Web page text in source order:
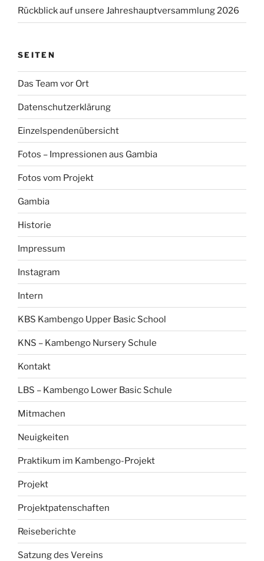
Rückblick auf unsere Jahreshauptversammlung 2026
SEITEN
Das Team vor Ort
Datenschutzerklärung
Einzelspendenübersicht
Fotos – Impressionen aus Gambia
Fotos vom Projekt
Gambia
Historie
Impressum
Instagram
Intern
KBS Kambengo Upper Basic School
KNS – Kambengo Nursery Schule
Kontakt
LBS – Kambengo Lower Basic Schule
Mitmachen
Neuigkeiten
Praktikum im Kambengo-Projekt
Projekt
Projektpatenschaften
Reiseberichte
Satzung des Vereins